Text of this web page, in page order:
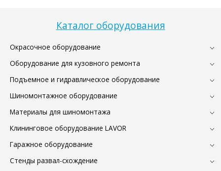
Каталог оборудования
Окрасочное оборудование
Оборудование для кузовного ремонта
Подъемное и гидравлическое оборудование
Шиномонтажное оборудование
Материалы для шиномонтажа
Клининговое оборудование LAVOR
Гаражное оборудование
Стенды развал-схождение